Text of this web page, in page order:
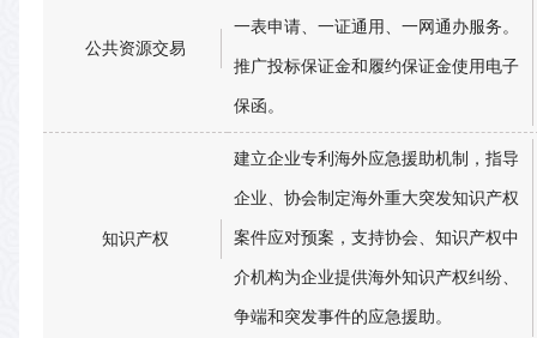
公共资源交易
一表申请、一证通用、一网通办服务。
推广投标保证金和履约保证金使用电子
保函。
知识产权
建立企业专利海外应急援助机制，指导
企业、协会制定海外重大突发知识产权
案件应对预案，支持协会、知识产权中
介机构为企业提供海外知识产权纠纷、
争端和突发事件的应急援助。